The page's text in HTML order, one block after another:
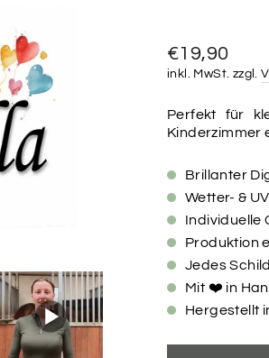
Normaler
Preis
€19,90
inkl. MwSt. zzgl.
Perfekt für
Kinderzimmer
Brillanter
Wetter- &
Individuelle
Produktion
Jedes
Mit ❤️ in
Hergestellt